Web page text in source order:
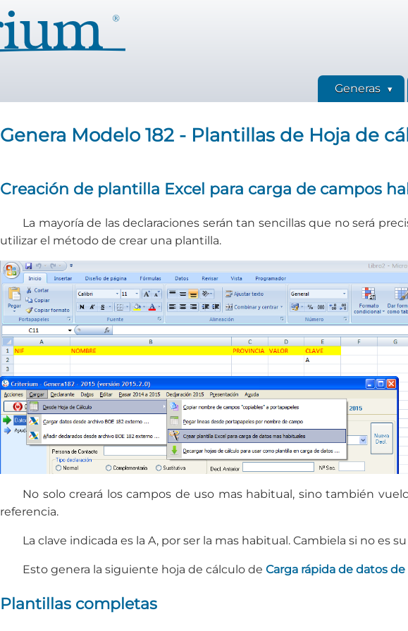
Generas
Genera Modelo 182 - Plantillas de Hoja de
Creación de plantilla Excel para carga de campos
La mayoría de las declaraciones serán tan sencillas que no será
utilizar el método de crear una plantilla.
No solo creará los campos de uso mas habitual, sino también
referencia.
La clave indicada es la A, por ser la mas habitual. Cambiela si no es su
Esto genera la siguiente hoja de cálculo deCarga rápida de datos
Plantillas completas